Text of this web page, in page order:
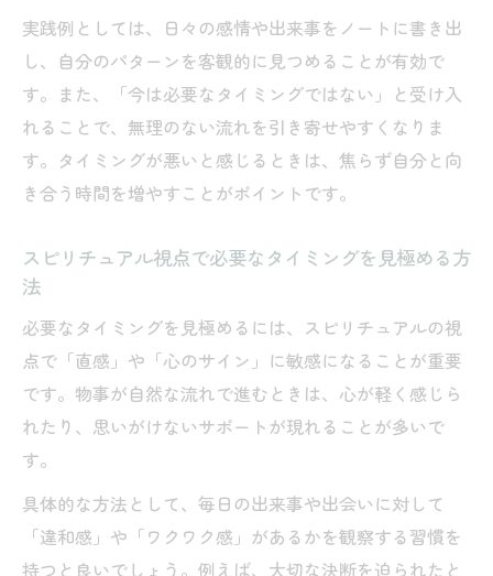
何かとタイミングが悪い時期をスピリチュ
アルに乗り越える
恋愛や人間関係に活かすスピリチュアル的解釈
法
恋愛でタイミングが合わない時のスピリチ
ュアル解釈
スピリチュアルな視点で人間関係のタイミ
タイミングが合う恋愛のスピリチュアルな
サインを知る
タイミングが悪い恋愛時期をスピリチュア
ルで前向きに捉える
流れに乗るための実践的なスピリチュアル活用
術
実践例としては、日々の感情や出来事をノートに書き出
し、自分のパターンを客観的に見つめることが有効で
す。また、「今は必要なタイミングではない」と受け入
れることで、無理のない流れを引き寄せやすくなりま
す。タイミングが悪いと感じるときは、焦らず自分と向
き合う時間を増やすことがポイントです。
スピリチュアル視点で必要なタイミングを見極める方
法
必要なタイミングを見極めるには、スピリチュアルの視
点で「直感」や「心のサイン」に敏感になることが重要
です。物事が自然な流れで進むときは、心が軽く感じら
れたり、思いがけないサポートが現れることが多いで
す。
具体的な方法として、毎日の出来事や出会いに対して
「違和感」や「ワクワク感」があるかを観察する習慣を